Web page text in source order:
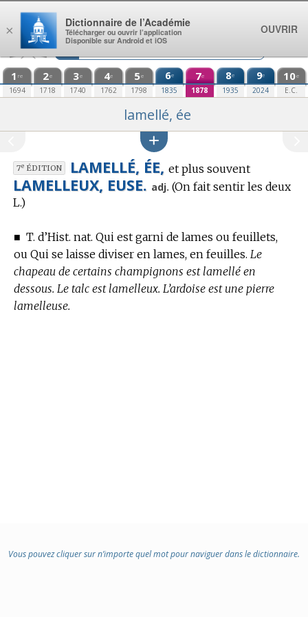
Aller au contenu
1 re
1694
2e
1718
3e
1740
4e
1762
5e
1798
6e
1835
7e
1878
8e
1935
9e
2024
10e
E.C.
lamellé, ée
7eÉDITION LAMELLÉ, ÉE, et plus souvent
LAMELLEUX, EUSE. adj. (On fait sentir les deux
L.)
■ T. d’Hist. nat. Qui est garni de lames ou feuillets,
ou Qui se laisse diviser en lames, en feuilles. Le
chapeau de certains champignons est lamellé en
dessous. Le talc est lamelleux. L’ardoise est une pierre
lamelleuse.
Vous pouvez cliquer sur n’importe quel mot pour naviguer dans le dictionnaire.
×
Dictionnaire de l’Académie
Télécharger ou ouvrir l’application
Disponible sur Android et iOS
OUVRIR